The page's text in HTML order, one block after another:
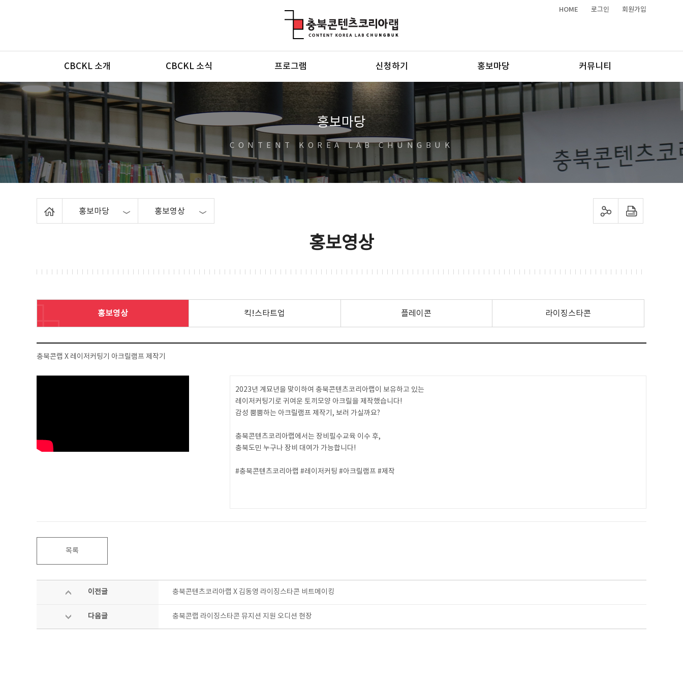
HOME 로그인 회원가입
메뉴
CBCKL 소개 CBCKL 소식 프로그램 신청하기 홍보마당 커뮤니티
홍보마당
CONTENT KOREA LAB CHUNGBUK
홍보마당 홍보영상 sns 공유하기 프린트하기
홍보영상
홍보영상 킥!스타트업 플레이콘 라이징스타콘
충북콘랩 X 레이저커팅기 아크릴램프 제작기
2023년 계묘년을 맞이하여 충북콘텐츠코리아랩이 보유하고 있는
레이저커팅기로 귀여운 토끼모양 아크릴을 제작했습니다!
감성 뿜뿜하는 아크릴램프 제작기, 보러 가실까요?
충북콘텐츠코리아랩에서는 장비필수교육 이수 후,
충북도민 누구나 장비 대여가 가능합니다!
#충북콘텐츠코리아랩 #레이저커팅 #아크릴램프 #제작
목록
이전글 충북콘텐츠코리아랩 X 김동영 라이징스타콘 비트메이킹
다음글 충북콘랩 라이징스타콘 뮤지션 지원 오디션 현장